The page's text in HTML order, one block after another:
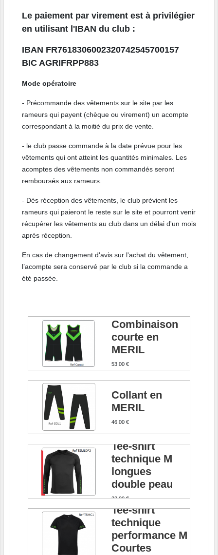
Le paiement par virement est à privilégier
en utilisant l'IBAN du club :
IBAN FR7618306002320742545700157
BIC AGRIFRPP883
Mode opératoire
- Précommande des vêtements sur le site par les
rameurs qui payent (chèque ou virement) un acompte
correspondant à la moitié du prix de vente.
- le club passe commande à la date prévue pour les
vêtements qui ont atteint les quantités minimales. Les
acomptes des vêtements non commandés seront
remboursés aux rameurs.
- Dés réception des vêtements, le club prévient les
rameurs qui paieront le reste sur le site et pourront venir
récupérer les vêtements au club dans un délai d'un mois
après réception.
En cas de changement d'avis sur l'achat du vêtement,
l’acompte sera conservé par le club si la commande a
été passée.
Combinaison
courte en
MERIL
53.00 €
Collant en
MERIL
46.00 €
Tee-shirt
technique M
longues
double peau
32.00 €
Tee-shirt
technique
performance M
Courtes